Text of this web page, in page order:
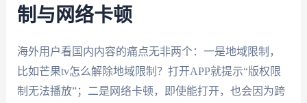
制与网络卡顿
海外用户看国内内容的痛点无非两个：一是地域限制，
比如芒果tv怎么解除地域限制？打开APP就提示“版权限
制无法播放”；二是网络卡顿，即使能打开，也会因为跨